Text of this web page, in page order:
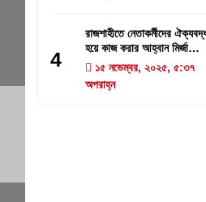
4
রাজশাহীতে নেতাকর্মীদের
হয়ে কাজ করার আহ্বান মির্জা
ফখরুলের
১৫ নভেম্বর, ২০২৫, ৫:৩৭
অপরাহ্ন